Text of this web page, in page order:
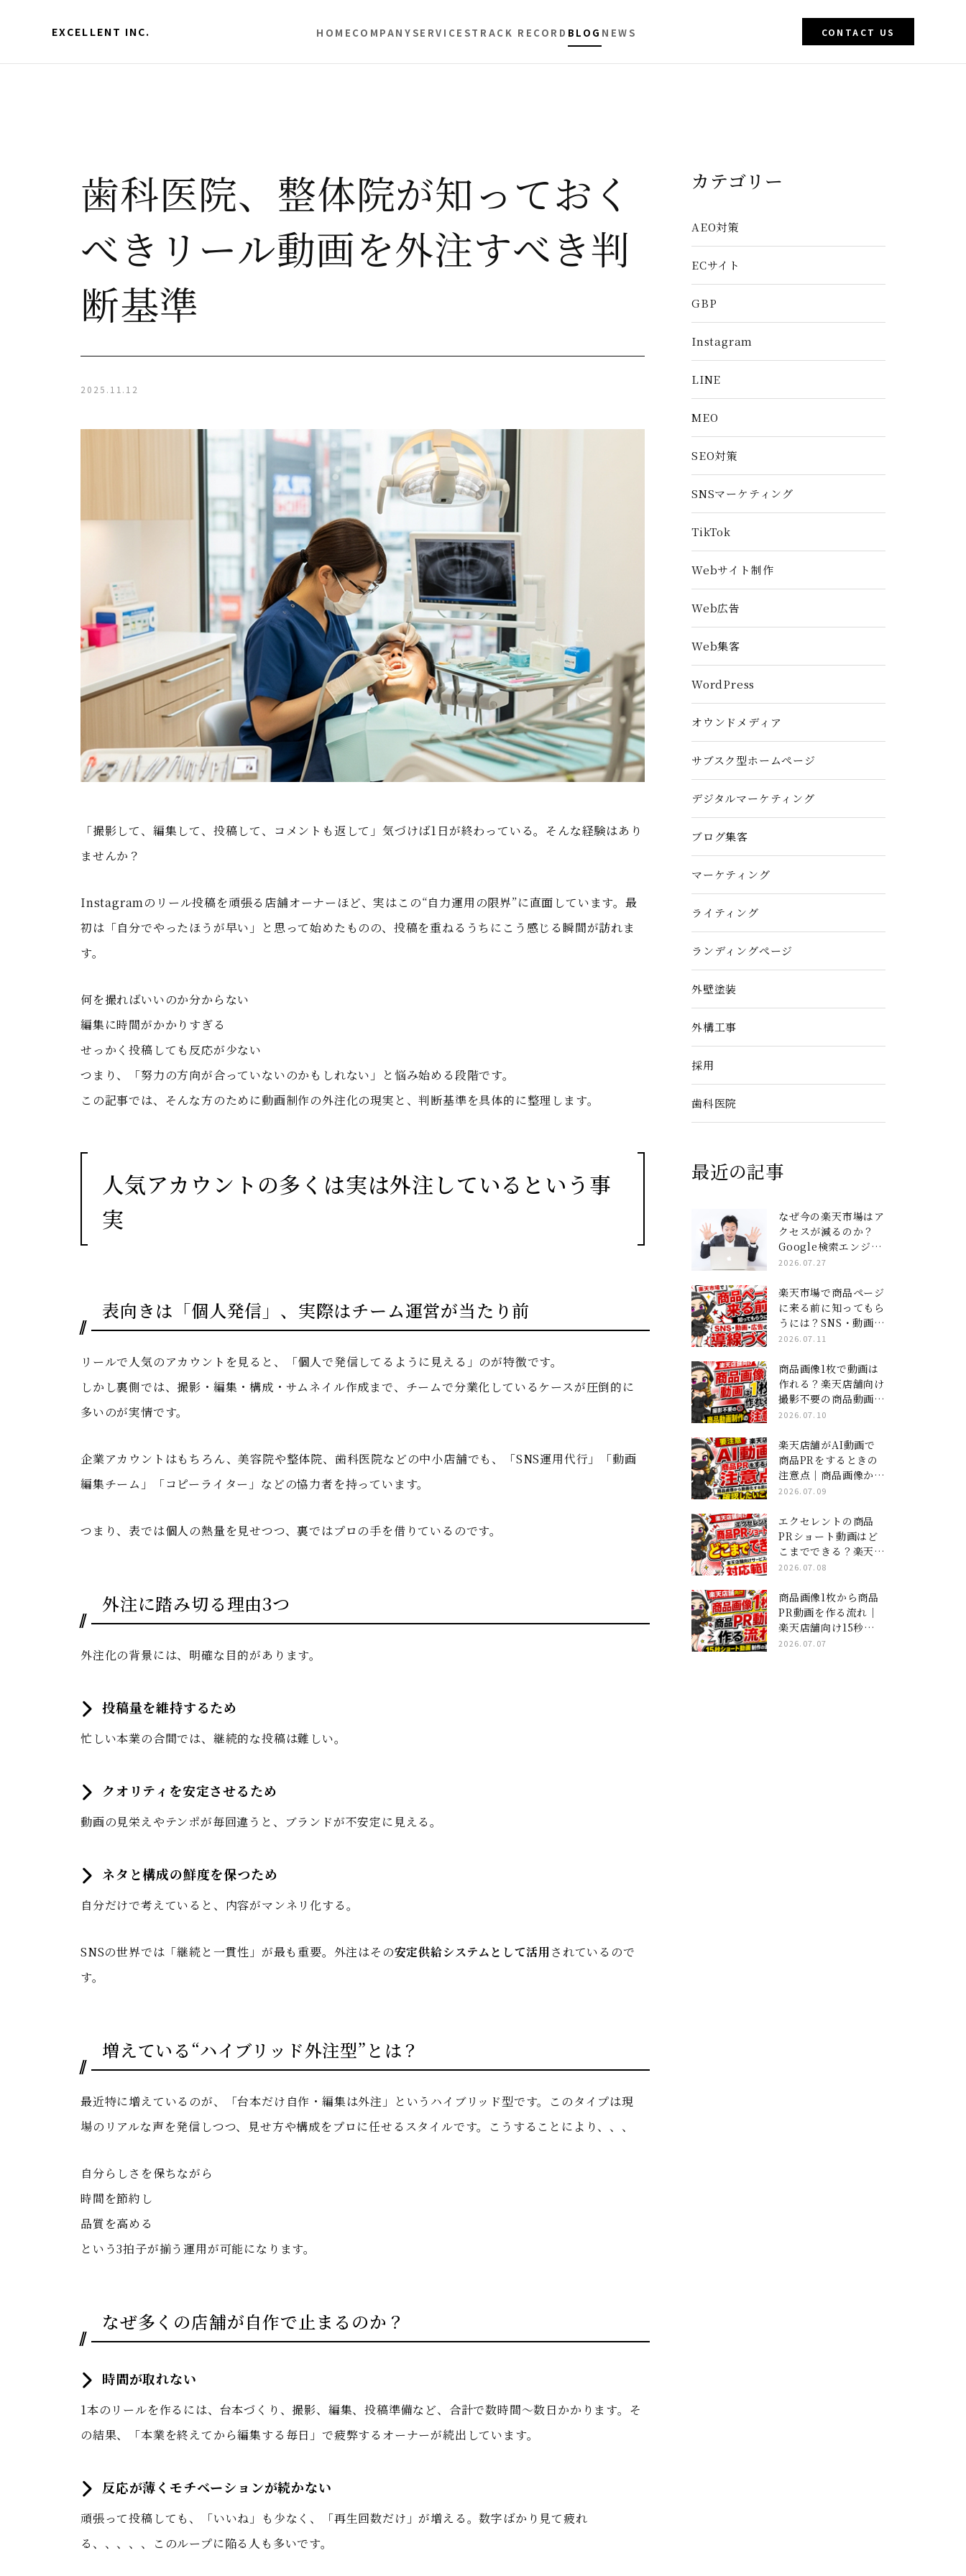
EXCELLENT INC. HOME COMPANY SERVICESTRACK RECORD BLOG NEWS CONTACT US
歯科医院、整体院が知っておく
べきリール動画を外注すべき判
断基準
2025.11.12
「撮影して、編集して、投稿して、コメントも返して」気づけば1日が終わっている。そんな経験はあり
ませんか？
Instagramのリール投稿を頑張る店舗オーナーほど、実はこの“自力運用の限界”に直面しています。最
初は「自分でやったほうが早い」と思って始めたものの、投稿を重ねるうちにこう感じる瞬間が訪れま
す。
何を撮ればいいのか分からない
編集に時間がかかりすぎる
せっかく投稿しても反応が少ない
つまり、「努力の方向が合っていないのかもしれない」と悩み始める段階です。
この記事では、そんな方のために動画制作の外注化の現実と、判断基準を具体的に整理します。
人気アカウントの多くは実は外注しているという事
実
表向きは「個人発信」、実際はチーム運営が当たり前
リールで人気のアカウントを見ると、「個人で発信してるように見える」のが特徴です。
しかし裏側では、撮影・編集・構成・サムネイル作成まで、チームで分業化しているケースが圧倒的に
多いのが実情です。
企業アカウントはもちろん、美容院や整体院、歯科医院などの中小店舗でも、「SNS運用代行」「動画
編集チーム」「コピーライター」などの協力者を持っています。
つまり、表では個人の熱量を見せつつ、裏ではプロの手を借りているのです。
外注に踏み切る理由3つ
外注化の背景には、明確な目的があります。
投稿量を維持するため
忙しい本業の合間では、継続的な投稿は難しい。
クオリティを安定させるため
動画の見栄えやテンポが毎回違うと、ブランドが不安定に見える。
ネタと構成の鮮度を保つため
自分だけで考えていると、内容がマンネリ化する。
SNSの世界では「継続と一貫性」が最も重要。外注はその安定供給システムとして活用されているので
す。
増えている“ハイブリッド外注型”とは？
最近特に増えているのが、「台本だけ自作・編集は外注」というハイブリッド型です。このタイプは現
場のリアルな声を発信しつつ、見せ方や構成をプロに任せるスタイルです。こうすることにより、、、
自分らしさを保ちながら
時間を節約し
品質を高める
という3拍子が揃う運用が可能になります。
なぜ多くの店舗が自作で止まるのか？
時間が取れない
1本のリールを作るには、台本づくり、撮影、編集、投稿準備など、合計で数時間〜数日かかります。そ
の結果、「本業を終えてから編集する毎日」で疲弊するオーナーが続出しています。
反応が薄くモチベーションが続かない
頑張って投稿しても、「いいね」も少なく、「再生回数だけ」が増える。数字ばかり見て疲れ
る、、、、、このループに陥る人も多いです。
カテゴリー
AEO対策
ECサイト
GBP
Instagram
LINE
MEO
SEO対策
SNSマーケティング
TikTok
Webサイト制作
Web広告
Web集客
WordPress
オウンドメディア
サブスク型ホームぺージ
デジタルマーケティング
ブログ集客
マーケティング
ライティング
ランディングぺージ
外壁塗装
外構工事
採用
歯科医院
最近の記事
なぜ今の楽天市場はア
クセスが減るのか？
Google検索エンジン
と楽天AIを完全攻略
ジ×ショート動画」集
客の全貌
2026.07.27
楽天市場で商品ページ
に来る前に知ってもら
うには？SNS・動画・
広告の導線づくり
2026.07.11
商品画像1枚で動画は
作れる？楽天店舗向け
撮影不要の商品動画制
作の注意点
2026.07.10
楽天店舗がAI動画で
商品PRをするときの
注意点｜商品画像から
動画化する前に確認し
2026.07.09
エクセレントの商品
PRショート動画はど
こまでできる？楽天店
舗向けサービスの対応
2026.07.08
商品画像1枚から商品
PR動画を作る流れ｜
楽天店舗向け15秒ショ
ート動画制作の進め方
2026.07.07